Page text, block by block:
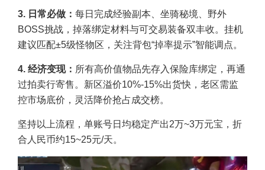
3. 日常必做： 每日完成经验副本、坐骑秘境、野外
BOSS挑战，掉落绑定材料与可交易装备双丰收。挂机
建议匹配±5级怪物区，关注背包“掉率提示”智能调点。
4. 经济变现： 所有高价值物品先存入保险库绑定，再通
过拍卖行寄售。新区溢价10%-15%出货快，老区需监
控市场底价，灵活降价抢占成交榜。
坚持以上流程，单账号日均稳定产出2万~3万元宝，折
合人民币约15~25元/天。